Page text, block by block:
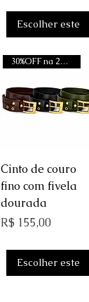
Escolher este
Visualização rápida
30%OFF na 2a unidade
Cinto de couro
fino com fivela
dourada
Preço
R$ 155,00
Escolher este